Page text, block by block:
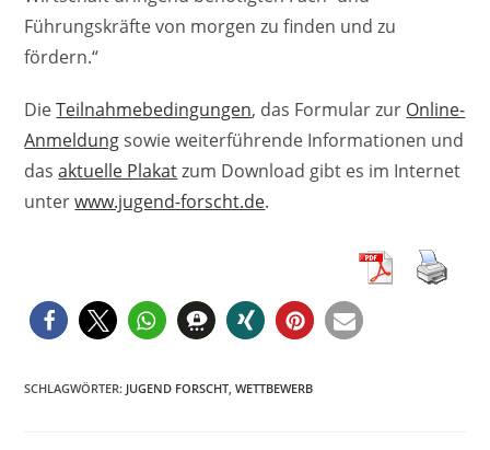
Führungskräfte von morgen zu finden und zu
fördern.“
DieTeilnahmebedingungen, das Formular zur Online-
Anmeldungsowie weiterführende Informationen und
dasaktuelle Plakatzum Download gibt es im Internet
unterwww.jugend-forscht.de.
SCHLAGWÖRTER: JUGEND FORSCHT WETTBEWERB